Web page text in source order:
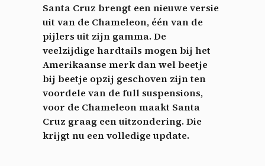
Santa Cruz brengt een nieuwe versie
uit van de Chameleon, één van de
pijlers uit zijn gamma. De
veelzijdige hardtails mogen bij het
Amerikaanse merk dan wel beetje
bij beetje opzij geschoven zijn ten
voordele van de full suspensions,
voor de Chameleon maakt Santa
Cruz graag een uitzondering. Die
krijgt nu een volledige update.